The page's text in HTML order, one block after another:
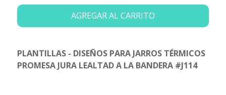
AGREGAR AL CARRITO
PLANTILLAS - DISEÑOS PARA JARROS TÉRMICOS
PROMESA JURA LEALTAD A LA BANDERA #J114